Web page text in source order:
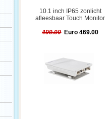
10.1 inch IP65 zonlicht
afleesbaar Touch Monitor
499.00 Euro 469.00